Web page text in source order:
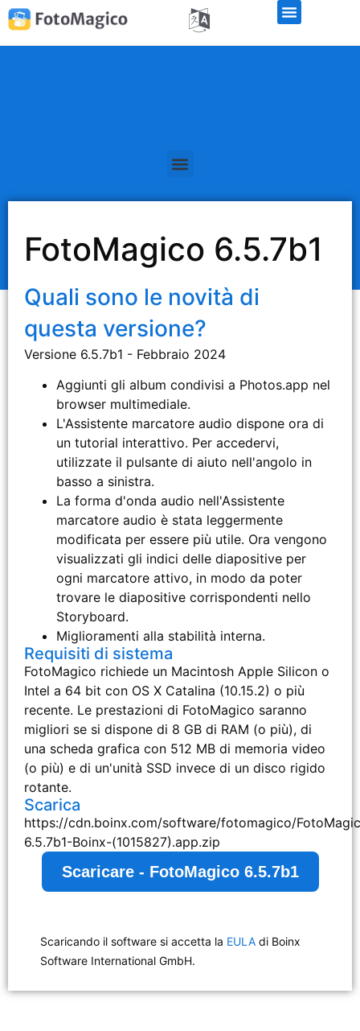
FotoMagico 6.5.7b1
Quali sono le novità di
questa versione?
Versione 6.5.7b1 - Febbraio 2024
Aggiunti gli album condivisi a Photos.app nel
browser multimediale.
L'Assistente marcatore audio dispone ora di
un tutorial interattivo. Per accedervi,
utilizzate il pulsante di aiuto nell'angolo in
basso a sinistra.
La forma d'onda audio nell'Assistente
marcatore audio è stata leggermente
modificata per essere più utile. Ora vengono
visualizzati gli indici delle diapositive per
ogni marcatore attivo, in modo da poter
trovare le diapositive corrispondenti nello
Storyboard.
Miglioramenti alla stabilità interna.
Requisiti di sistema
FotoMagico richiede un Macintosh Apple Silicon o
Intel a 64 bit con OS X Catalina (10.15.2) o più
recente. Le prestazioni di FotoMagico saranno
migliori se si dispone di 8 GB di RAM (o più), di
una scheda grafica con 512 MB di memoria video
(o più) e di un'unità SSD invece di un disco rigido
rotante.
Scarica
https://cdn.boinx.com/software/fotomagico/
6.5.7b1-Boinx-(1015827).app.zip
Scaricare - FotoMagico 6.5.7b1
Scaricando il software si accetta la EULA di Boinx
Software International GmbH.